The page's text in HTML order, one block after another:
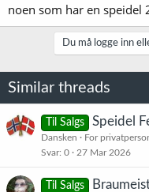
e
noen som har en speidel
Du må logge inn
Similar threads
Til Salgs Speidel
Dansken
For
Svar 0 27 Mar 2026
Til Salgs